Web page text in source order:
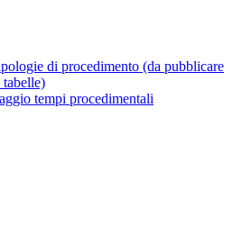
di procedimento (da pubblicare
tabelle)
tempi procedimentali